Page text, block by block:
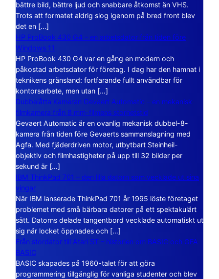
bättre bild, bättre ljud och snabbare åtkomst än VHS.
Trots att formatet aldrig slog igenom på bred front blev
det en […]
HP ProBook 430 G4 – en arbetsdator från tiden före
Windows 11
HP ProBook 430 G4 var en gång en modern och
påkostad arbetsdator för företag. I dag har den hamnat i
teknikens gränsland: fortfarande fullt användbar för
kontorsarbete, men utan […]
Dubbelåtta Kameran Gevaert Automatic – en mekanisk
filmkamera från 8 mm-filmens storhetstid
Gevaert Automatic är en ovanlig mekanisk dubbel-8-
kamera från tiden före Gevaerts sammanslagning med
Agfa. Med fjäderdriven motor, utbytbart Steinheil-
objektiv och filmhastigheter på upp till 32 bilder per
sekund är […]
IBM ThinkPad 701 – den lilla datorn som vecklade ut sina
vingar
När IBM lanserade ThinkPad 701 år 1995 löste företaget
problemet med små bärbara datorer på ett spektakulärt
sätt. Datorns delade tangentbord vecklade automatiskt ut
sig när locket öppnades och […]
Från stordator till Atari ST – historien om BASIC och GFA
BASIC
BASIC skapades på 1960-talet för att göra
programmering tillgänglig för vanliga studenter och blev